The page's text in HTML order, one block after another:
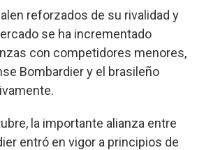
reforzados de su rivalidad y
se ha incrementado
con competidores menores,
Bombardier y el brasileño
la importante alianza entre
entró en vigor a principios de